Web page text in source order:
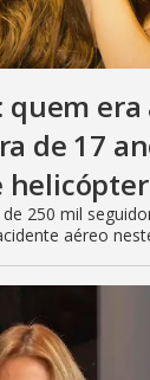
era
de 17
250 mil
aéreo